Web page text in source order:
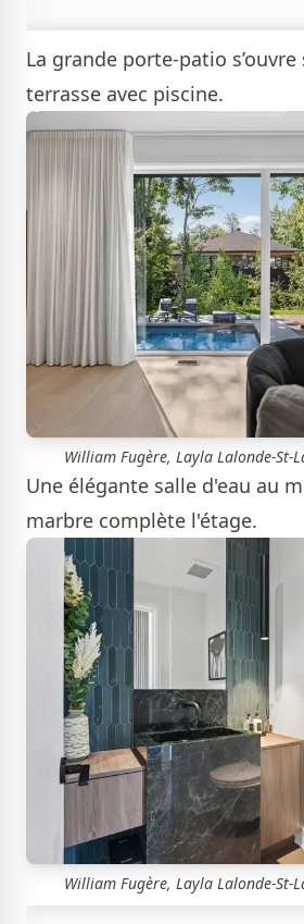
La grande porte-patio
terrasse avec piscine.
William Fugère, Layla Lalonde-St-
Une élégante salle d'eau au
marbre complète l'étage.
William Fugère, Layla Lalonde-St-